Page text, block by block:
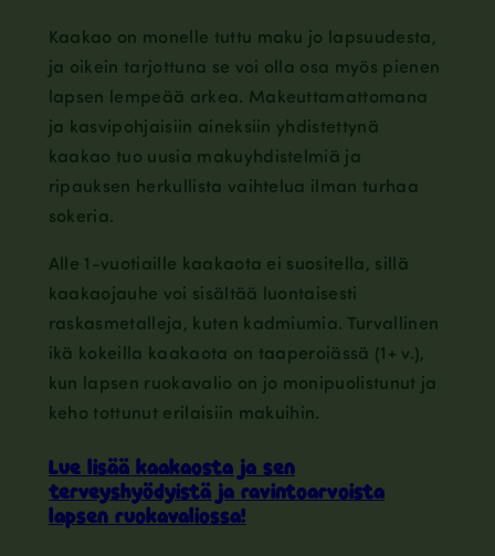
Kaakao on monelle tuttu maku jo lapsuudesta,
ja oikein tarjottuna se voi olla osa myös pienen
lapsen lempeää arkea. Makeuttamattomana
ja kasvipohjaisiin aineksiin yhdistettynä
kaakao tuo uusia makuyhdistelmiä ja
ripauksen herkullista vaihtelua ilman turhaa
sokeria.
Alle 1-vuotiaille kaakaota ei suositella, sillä
kaakaojauhe voi sisältää luontaisesti
raskasmetalleja, kuten kadmiumia. Turvallinen
ikä kokeilla kaakaota on taaperoiässä (1+ v.),
kun lapsen ruokavalio on jo monipuolistunut ja
keho tottunut erilaisiin makuihin.
Lue lisää kaakaosta ja sen
terveyshyödyistä ja ravintoarvoista
lapsen ruokavaliossa!